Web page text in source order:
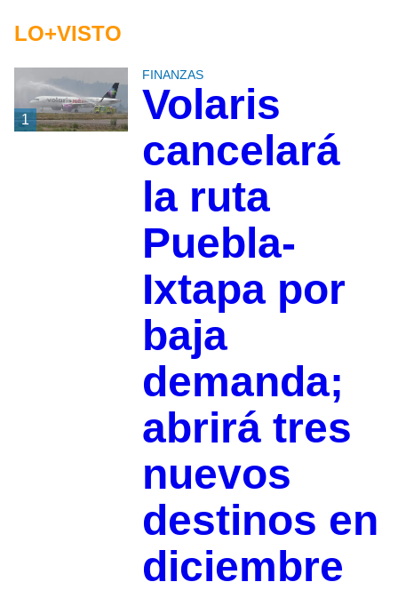
LO+VISTO
1
FINANZAS
Volaris
cancelará
la ruta
Puebla-
Ixtapa por
baja
demanda;
abrirá tres
nuevos
destinos en
diciembre